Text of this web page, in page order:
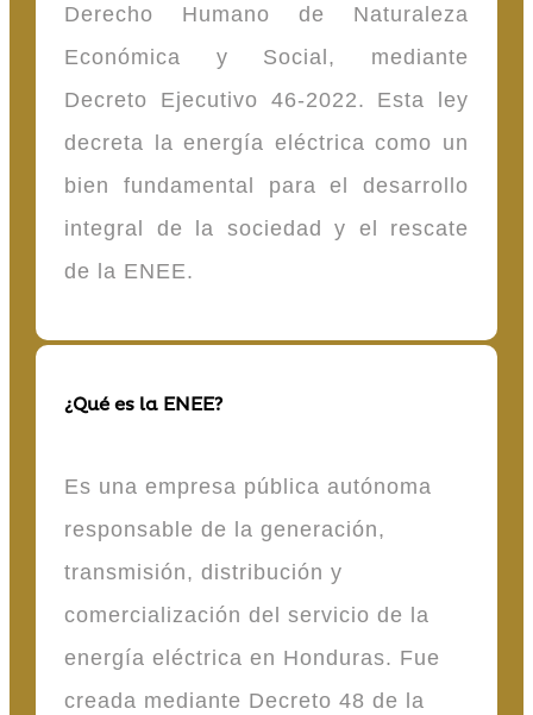
Derecho Humano de Naturaleza
Económica y Social, mediante
Decreto Ejecutivo 46-2022. Esta ley
decreta la energía eléctrica como un
bien fundamental para el desarrollo
integral de la sociedad y el rescate
de la ENEE.
¿Qué es la ENEE?
Es una empresa pública autónoma
responsable de la generación,
transmisión, distribución y
comercialización del servicio de la
energía eléctrica en Honduras. Fue
creada mediante Decreto 48 de la